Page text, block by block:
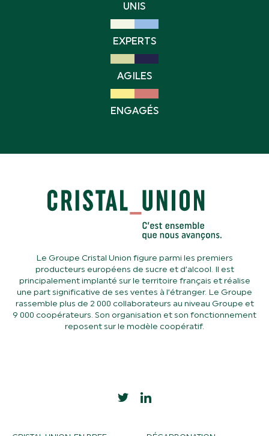
UNIS
EXPERTS
AGILES
ENGAGÉS
Le Groupe Cristal Union figure parmi les premiers
producteurs européens de sucre et d’alcool. Il est
principalement implanté sur le territoire français et réalise
une part significative de ses ventes à l’étranger. Le Groupe
rassemble plus de 2 000 collaborateurs au niveau Groupe et
9 000 coopérateurs. Son organisation et son fonctionnement
reposent sur le modèle coopératif.